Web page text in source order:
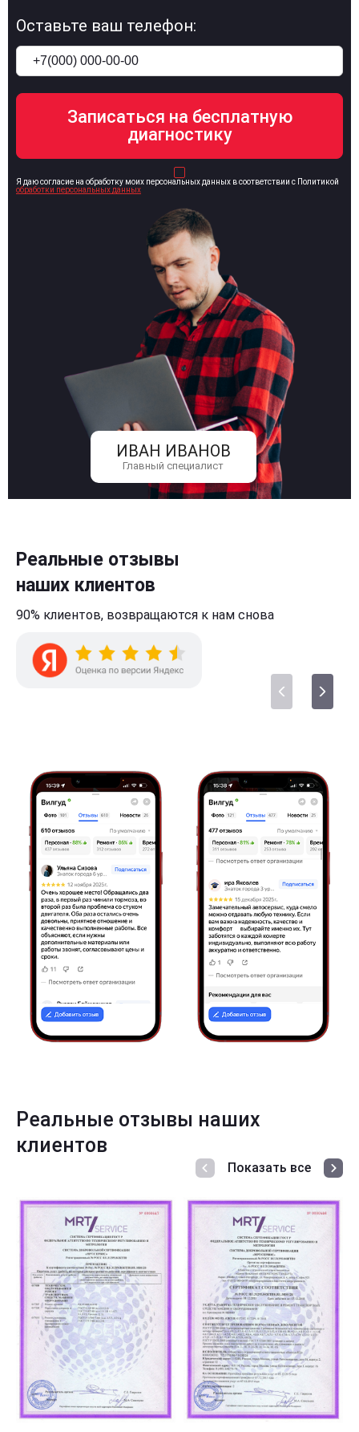
ИВАН ИВАНОВ
Главный специалист
Оставьте ваш телефон:
Я даю согласие на обработку моих персональных данных в соответствии с Политикой
обработки персональных данных
Реальные отзывы
наших клиентов
90% клиентов, возвращаются к нам снова
Реальные отзывы наших
клиентов
Показать все